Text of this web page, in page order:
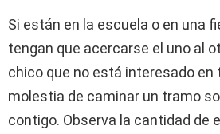
Si están en la escuela o en una
tengan que acercarse el uno al
chico que no está interesado en
molestia de caminar un tramo
contigo. Observa la cantidad de